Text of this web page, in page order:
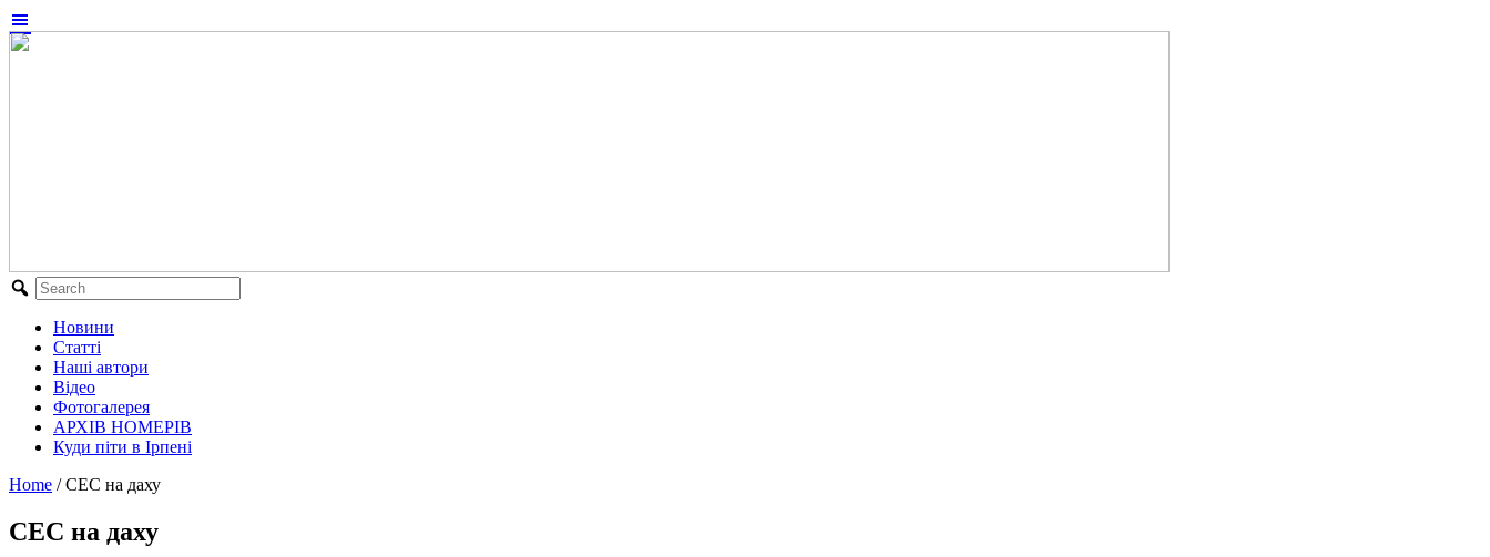
Новини
Статті
Наші автори
Відео
Фотогалерея
АРХІВ НОМЕРІВ
Куди піти в Ірпені
Home / СЕС на даху
СЕС на даху